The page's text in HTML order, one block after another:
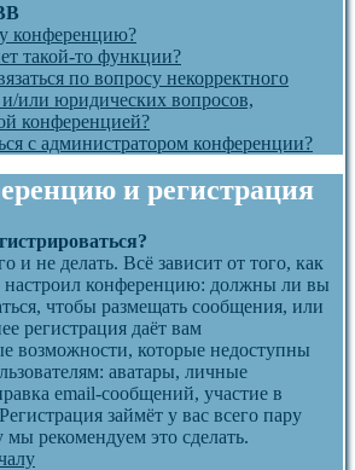
конференцию?
такой-то функции?
по вопросу некорректного
и/или юридических вопросов,
конференцией?
с администратором конференции?
и регистрация
и не делать. Всё зависит от того, как
настроил конференцию: должны ли вы
чтобы размещать сообщения, или
регистрация даёт вам
возможности, которые недоступны
аватары, личные
email-сообщений, участие в
займёт у вас всего пару
рекомендуем это сделать.